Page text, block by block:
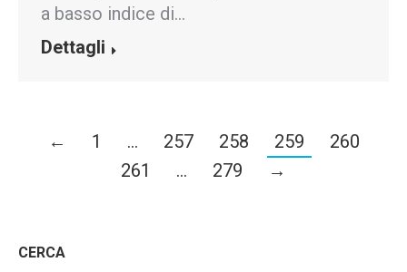
a basso indice di…
Dettagli
← 1 … 257 258 259
260
261
… 279 →
CERCA